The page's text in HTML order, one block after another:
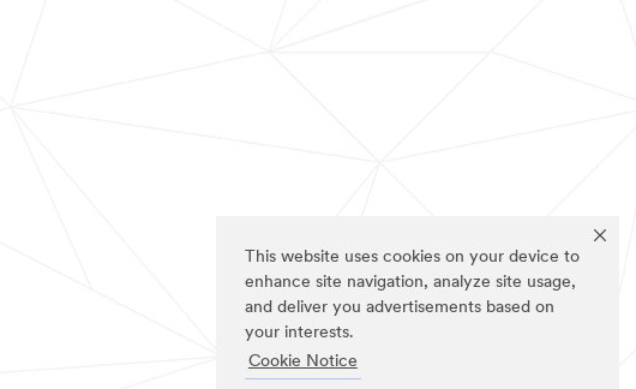
This website uses cookies on your device to
enhance site navigation, analyze site usage,
and deliver you advertisements based on
your interests.
Cookie Notice